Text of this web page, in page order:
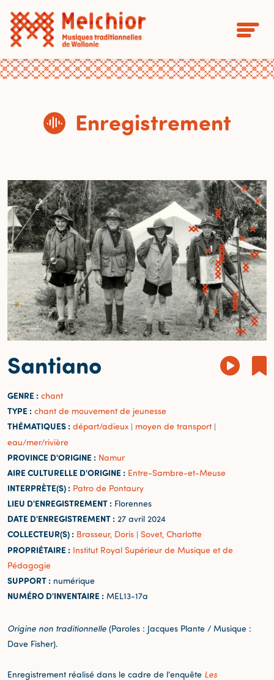
Enregistrement
Santiano
GENRE : chant
TYPE : chant de mouvement de jeunesse
THÉMATIQUES : départ/adieux | moyen de transport |
eau/mer/rivière
PROVINCE D'ORIGINE : Namur
AIRE CULTURELLE D'ORIGINE : Entre-Sambre-et-Meuse
INTERPRÈTE(S) : Patro de Pontaury
LIEU D'ENREGISTREMENT : Florennes
DATE D'ENREGISTREMENT : 27 avril 2024
COLLECTEUR(S) : Brasseur, Doris | Sovet, Charlotte
PROPRIÉTAIRE : Institut Royal Supérieur de Musique et de
Pédagogie
SUPPORT : numérique
NUMÉRO D'INVENTAIRE : MEL13-17a
Origine non traditionnelle (Paroles : Jacques Plante / Musique :
Dave Fisher).
Enregistrement réalisé dans le cadre de l'enquête Les